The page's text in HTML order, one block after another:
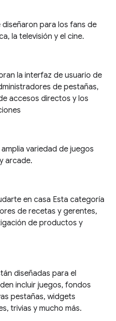
diseñaron para los fans de
la televisión y el cine.
la interfaz de usuario de
de pestañas,
accesos directos y los
variedad de juegos
arcade.
en casa Esta categoría
de recetas y gerentes,
de productos y
diseñadas para el
incluir juegos, fondos
pestañas, widgets
trivias y mucho más.